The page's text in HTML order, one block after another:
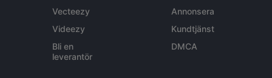
Vecteezy
Videezy
Bli en
leverantör
Annonsera
Kundtjänst
DMCA